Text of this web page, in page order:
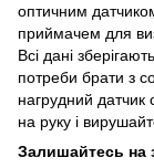
оптичним
приймачем для
Всі дані
потреби брати з
нагрудний датчик
на руку і
Залишайтесь на